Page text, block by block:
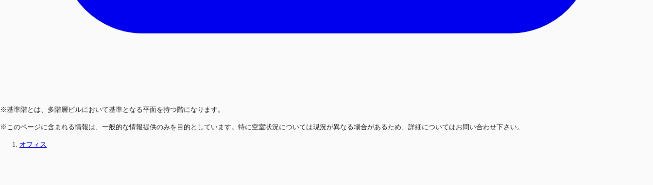
※基準階とは、多階層ビルにおいて基準となる平面を持つ階になります。
※このページに含まれる情報は、一般的な情報提供のみを目的としています。特に空室状況については現況が異なる場合があるため、詳細についてはお問い合わせ下さい。
オフィス